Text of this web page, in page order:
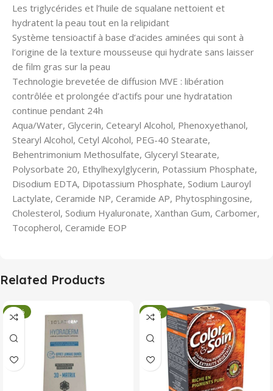
Les triglycérides et l’huile de squalane nettoient et
hydratent la peau tout en la relipidant
Système tensioactif à base d’acides aminées qui sont à
l’origine de la texture mousseuse qui hydrate sans laisser
de film gras sur la peau
Technologie brevetée de diffusion MVE : libération
contrôlée et prolongée d’actifs pour une hydratation
continue pendant 24h
Aqua/Water, Glycerin, Cetearyl Alcohol, Phenoxyethanol,
Stearyl Alcohol, Cetyl Alcohol, PEG-40 Stearate,
Behentrimonium Methosulfate, Glyceryl Stearate,
Polysorbate 20, Ethylhexylglycerin, Potassium Phosphate,
Disodium EDTA, Dipotassium Phosphate, Sodium Lauroyl
Lactylate, Ceramide NP, Ceramide AP, Phytosphingosine,
Cholesterol, Sodium Hyaluronate, Xanthan Gum, Carbomer,
Tocopherol, Ceramide EOP
Related Products
-34% -34%